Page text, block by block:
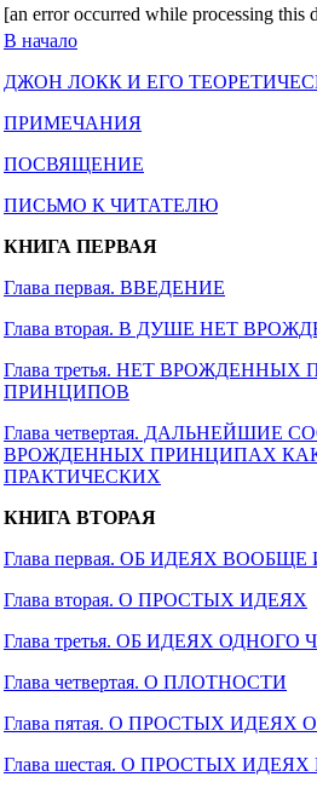
[an error occurred while processing this
В начало
ДЖОН ЛОКК И ЕГО
ПРИМЕЧАНИЯ
ПОСВЯЩЕНИЕ
ПИСЬМО К ЧИТАТЕЛЮ
КНИГА ПЕРВАЯ
Глава первая. ВВЕДЕНИЕ
Глава вторая. В ДУШЕ НЕТ
Глава третья. НЕТ
ПРИНЦИПОВ
Глава четвертая. ДАЛЬНЕЙШИЕ
ВРОЖДЕННЫХ ПРИНЦИПАХ
ПРАКТИЧЕСКИХ
КНИГА ВТОРАЯ
Глава первая. ОБ ИДЕЯХ
Глава вторая. О ПРОСТЫХ ИДЕЯХ
Глава третья. ОБ ИДЕЯХ ОДНОГО
Глава четвертая. О ПЛОТНОСТИ
Глава пятая. О ПРОСТЫХ ИДЕЯХ
Глава шестая. О ПРОСТЫХ